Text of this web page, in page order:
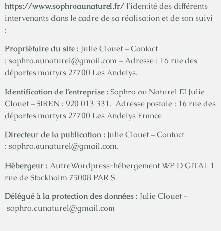
https://www.sophroaunaturel.fr/ l’identité des différents
intervenants dans le cadre de sa réalisation et de son suivi
:
Propriétaire du site : Julie Clouet – Contact
: sophro.aunaturel@gmail.com – Adresse : 16 rue des
déportes martyrs 27700 Les Andelys.
Identification de l’entreprise : Sophro au Naturel EI Julie
Clouet – SIREN : 920 013 331. Adresse postale : 16 rue des
déportes martyrs 27700 Les Andelys France
Directeur de la publication : Julie Clouet – Contact
: sophro.aunaturel@gmail.com.
Hébergeur : AutreWordpress-hébergement WP DIGITAL 1
rue de Stockholm 75008 PARIS
Délégué à la protection des données : Julie Clouet –
sophro.aunaturel@gmail.com